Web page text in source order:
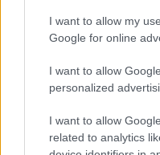
I want to allow my
Google for online
I want to allow
personalized
I want to allow
related to analytics
Népszerű